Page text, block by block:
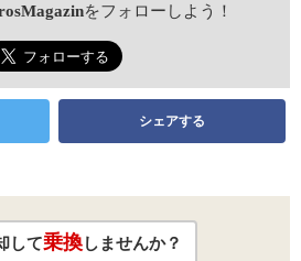
をフォローしよう！
シェアする
して乗換しませんか？